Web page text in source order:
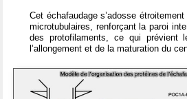
Cet échafaudage s’adosse
microtubulaires, renforçant la paroi
des protofilaments, ce qui prévient
l’allongement et de la maturation du